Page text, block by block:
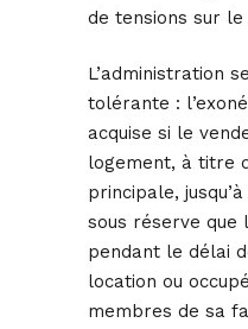
de tensions sur
L’administration
tolérante :
acquise si le
logement, à titre
principale,
sous réserve que
pendant le délai
location ou
membres de sa